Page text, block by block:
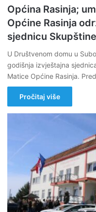
Općina Rasinja;
Općine Rasinja
sjednicu
U Društvenom domu u
godišnja izvještajna
Matice Općine Rasinja.
Pročitaj više